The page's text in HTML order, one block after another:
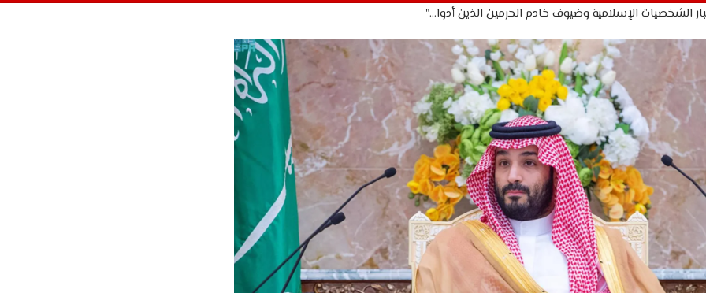
الإسلامية وضيوف خادم الحرمين الذين أدوا…"